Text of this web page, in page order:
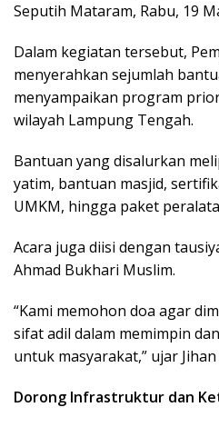
Seputih Mataram, Rabu, 19
Dalam kegiatan tersebut,
menyerahkan sejumlah
menyampaikan program
wilayah Lampung Tengah.
Bantuan yang disalurkan
yatim, bantuan masjid,
UMKM, hingga paket
Acara juga diisi dengan
Ahmad Bukhari Muslim.
“Kami memohon doa agar
sifat adil dalam memimpin
untuk masyarakat,” ujar
Dorong Infrastruktur dan